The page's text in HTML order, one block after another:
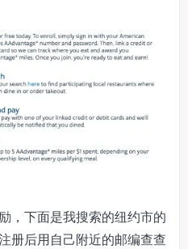
，下面是我搜索的纽约市的
册后用自己附近的邮编查查